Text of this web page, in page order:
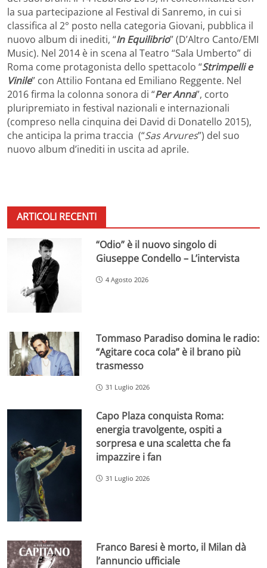
la sua partecipazione al Festival di Sanremo, in cui si
classifica al 2° posto nella categoria Giovani, pubblica il
nuovo album di inediti, “In Equilibrio” (D’Altro Canto/EMI
Music). Nel 2014 è in scena al Teatro “Sala Umberto” di
Roma come protagonista dello spettacolo “Strimpelli e
Vinile” con Attilio Fontana ed Emiliano Reggente. Nel
2016 firma la colonna sonora di “Per Anna”, corto
pluripremiato in festival nazionali e internazionali
(compreso nella cinquina dei David di Donatello 2015),
che anticipa la prima traccia (“Sas Arvures”) del suo
nuovo album d’inediti in uscita ad aprile.
ARTICOLI RECENTI
“Odio” è il nuovo singolo di
Giuseppe Condello – L’intervista
4 Agosto 2026
Tommaso Paradiso domina le radio:
“Agitare coca cola” è il brano più
trasmesso
31 Luglio 2026
Capo Plaza conquista Roma:
energia travolgente, ospiti a
sorpresa e una scaletta che fa
impazzire i fan
31 Luglio 2026
Franco Baresi è morto, il Milan dà
l’annuncio ufficiale